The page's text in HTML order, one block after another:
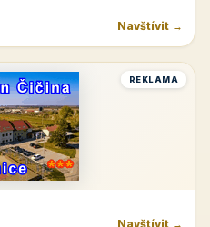
Navštívit →
REKLAMA
Navštívit →